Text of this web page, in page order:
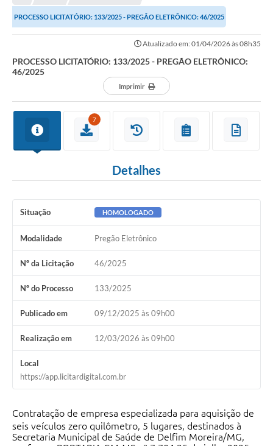
CAPINA ECOLÓGICA
Listas de Espera - Unidade Básica de Saúde
Cultura
Meio Ambiente
Conheça Delfim Moreira
JORNADA DO PATRIMÔNIO
Requerimento
Arquivos para Download
Links
Contratos
PROCESSO LICITATÓRIO: 133/2025 - PREGÃO ELETRÔNICO: 46/2025
Atualizado em: 01/04/2026 às 08h35
PROCESSO LICITATÓRIO: 133/2025 - PREGÃO ELETRÔNICO:
46/2025
Imprimir
7
Detalhes
Situação HOMOLOGADO
Modalidade Pregão Eletrônico
Nº da Licitação 46/2025
Nº do Processo 133/2025
Publicado em 09/12/2025 às 09h00
Realização em 12/03/2026 às 09h00
Local
https://app.licitardigital.com.br
Contratação de empresa especializada para aquisição de
seis veículos zero quilômetro, 5 lugares, destinados à
Secretaria Municipal de Saúde de Delfim Moreira/MG,